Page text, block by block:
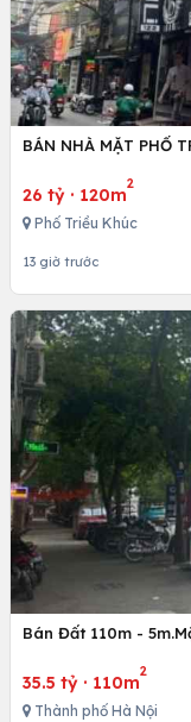
BÁN NHÀ MẶT PHỐ
26 tỷ · 120m
2
Phố Triều Khúc
13 giờ trước
Bán Đất 110m -
35.5 tỷ · 110m
2
Thành phố Hà Nội